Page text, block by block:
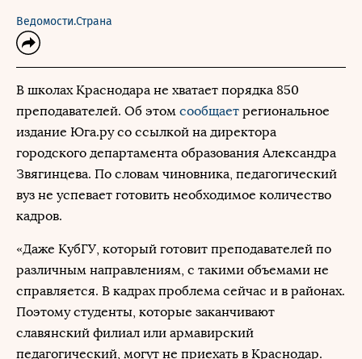
Ведомости.Страна
В школах Краснодара не хватает порядка 850
преподавателей. Об этом сообщает региональное
издание Юга.ру со ссылкой на директора
городского департамента образования Александра
Звягинцева. По словам чиновника, педагогический
вуз не успевает готовить необходимое количество
кадров.
«Даже КубГУ, который готовит преподавателей по
различным направлениям, с такими объемами не
справляется. В кадрах проблема сейчас и в районах.
Поэтому студенты, которые заканчивают
славянский филиал или армавирский
педагогический, могут не приехать в Краснодар.